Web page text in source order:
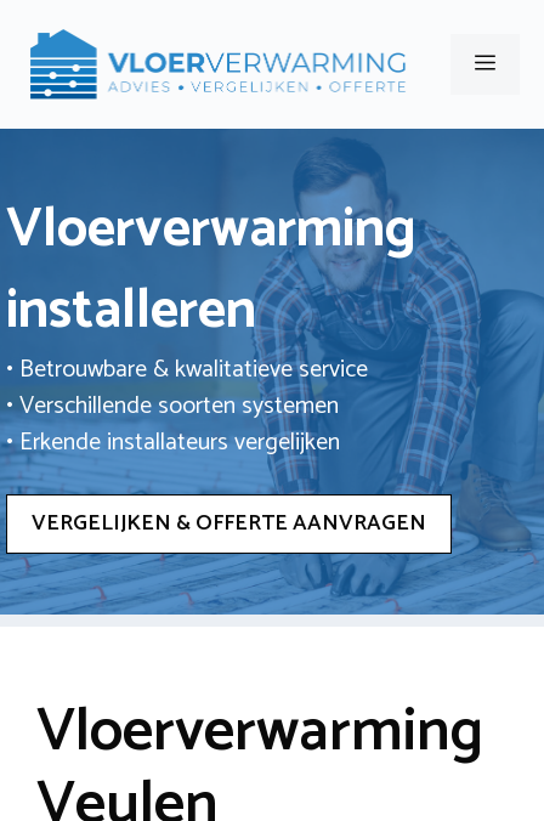
naar
Menu
Vloerverwarming
installeren
• Betrouwbare & kwalitatieve service
• Verschillende soorten systemen
• Erkende installateurs vergelijken
VERGELIJKEN & OFFERTE AANVRAGEN
Vloerverwarming